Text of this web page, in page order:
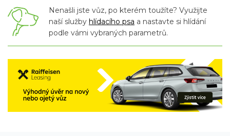
Nenašli jste vůz, po kterém toužíte? Využijte
naší služby hlídacího psa a nastavte si hlídání
podle vámi vybraných parametrů.